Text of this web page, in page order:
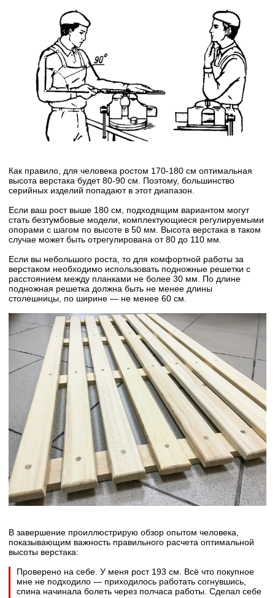
Как правило, для человека ростом 170-180 см оптимальная
высота верстака будет 80-90 см. Поэтому, большинство
серийных изделий попадают в этот диапазон.
Если ваш рост выше 180 см, подходящим вариантом могут
стать безтумбовые модели, комплектующиеся регулируемыми
опорами с шагом по высоте в 50 мм. Высота верстака в таком
случае может быть отрегулирована от 80 до 110 мм.
Если вы небольшого роста, то для комфортной работы за
верстаком необходимо использовать подножные решетки с
расстоянием между планками не более 30 мм. По длине
подножная решетка должна быть не менее длины
столешницы, по ширине — не менее 60 см.
В завершение проиллюстрирую обзор опытом человека,
показывающим важность правильного расчета оптимальной
высоты верстака:
Проверено на себе. У меня рост 193 см. Всё что покупное
мне не подходило — приходилось работать согнувшись,
спина начинала болеть через полчаса работы. Сделал себе